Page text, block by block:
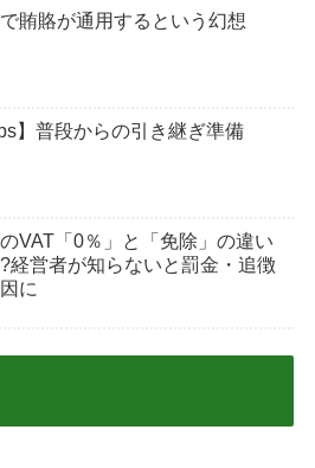
賄賂が通用するという幻想
】普段からの引き継ぎ準備
VAT「0％」と「免除」の違い
経営者が知らないと罰金・追徴
に